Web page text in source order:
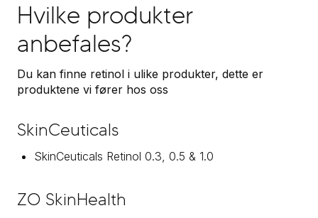
Hvilke produkter
anbefales?
Du kan finne retinol i ulike produkter, dette er
produktene vi fører hos oss
SkinCeuticals
SkinCeuticals Retinol 0.3, 0.5 & 1.0
ZO SkinHealth